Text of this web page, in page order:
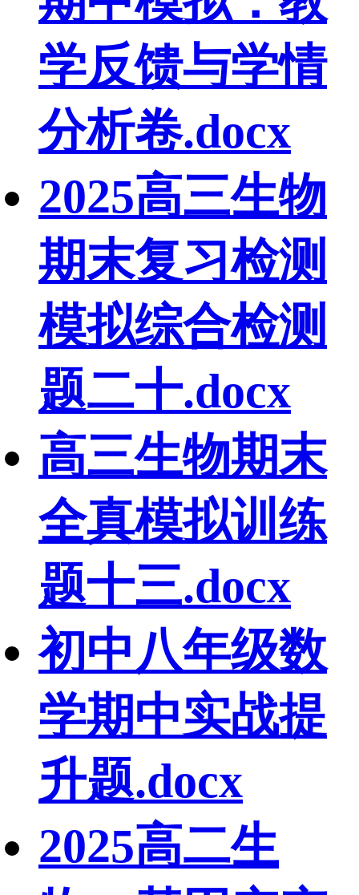
学反馈与学情
分析卷.docx
2025高三生物
期末复习检测
模拟综合检测
题二十.docx
高三生物期末
全真模拟训练
题十三.docx
初中八年级数
学期中实战提
升题.docx
2025高二生